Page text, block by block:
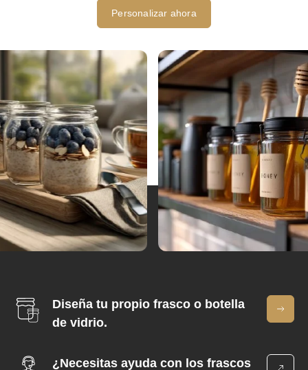
Personalizar ahora
Diseña tu propio frasco o botella
de vidrio.
¿Necesitas ayuda con los frascos